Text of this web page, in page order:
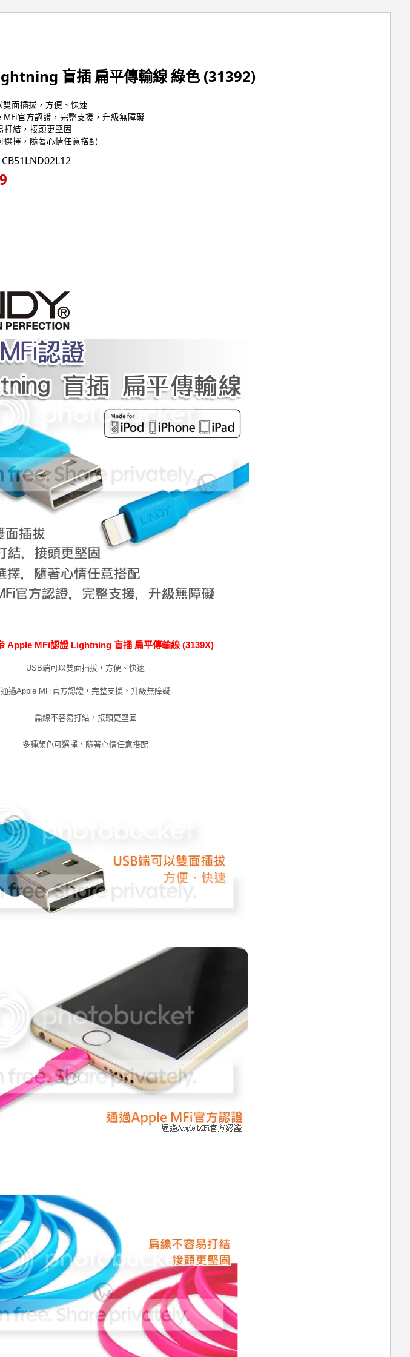
盲插 扁平傳輸線 綠色 (31392)
面插拔，方便、快速
官方認證，完整支援，升級無障礙
結，接頭更堅固
擇，隨著心情任意搭配
Apple MFi認證 Lightning 盲插 扁平傳輸線 (3139X)
USB端可以雙面插拔，方便、快速
通過Apple MFi官方認證，完整支援，升級無障礙
扁線不容易打結，接頭更堅固
多種顏色可選擇，隨著心情任意搭配